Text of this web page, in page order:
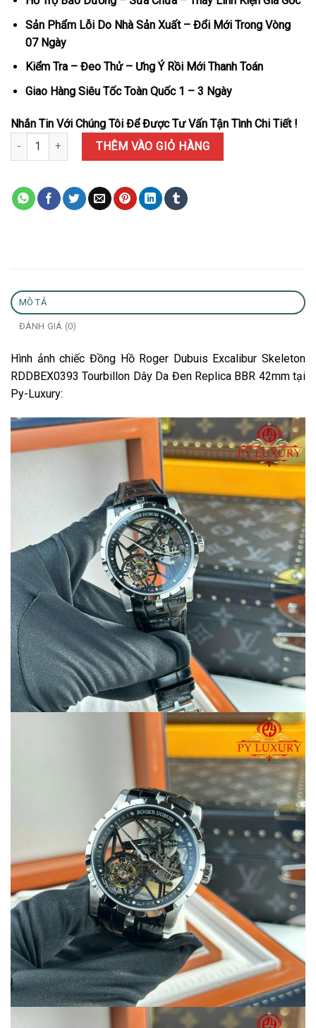
Sản Phẩm Lỗi Do Nhà Sản Xuất – Đổi Mới Trong Vòng
07 Ngày
Kiểm Tra – Đeo Thử – Ưng Ý Rồi Mới Thanh Toán
Giao Hàng Siêu Tốc Toàn Quốc 1 – 3 Ngày
Nhắn Tin Với Chúng Tôi Để Được Tư Vấn Tận Tình Chi Tiết !
Đồng Hồ Roger Dubuis Excalibur Skeleton RDDBEX0393
THÊM VÀO GIỎ HÀNG
MÔ TẢ
ĐÁNH GIÁ (0)
Hình ảnh chiếc Đồng Hồ Roger Dubuis Excalibur Skeleton
RDDBEX0393 Tourbillon Dây Da Đen Replica BBR 42mm tại
Py-Luxury: